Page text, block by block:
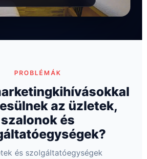
PROBLÉMÁK
az üzletek,
szalonok és
és szolgáltatóegységek